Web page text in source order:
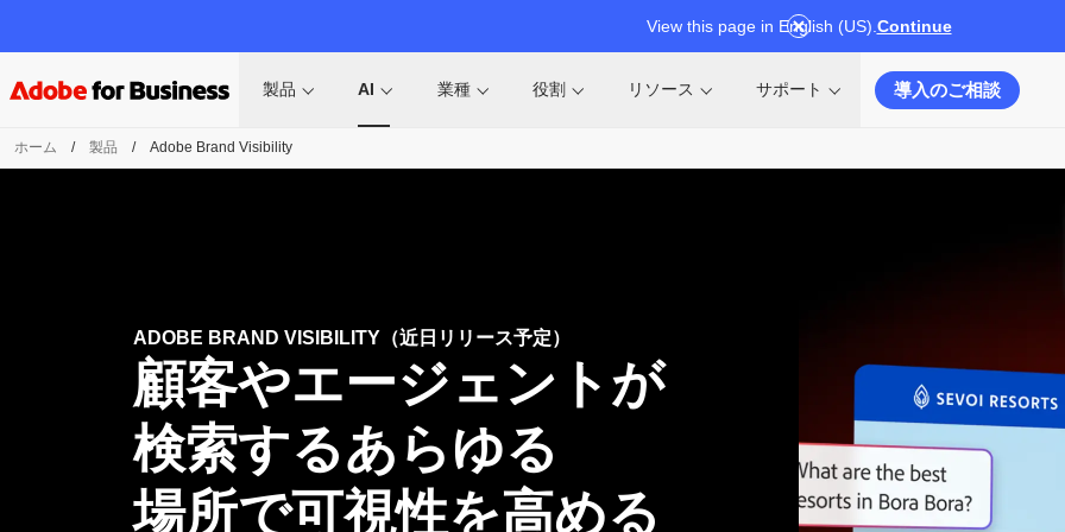
View this page in English (US). Continue
製品 AI 業種 役割 リソース サポート 導入のご相談
ホーム / 製品 / Adobe Brand Visibility
ADOBE BRAND VISIBILITY（近日 リリース予定）
顧客やエージェントが
検索するあらゆる
場所で可視性を高める